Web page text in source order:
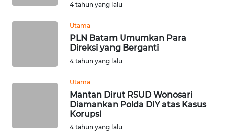
4 tahun yang lalu
Utama
PLN Batam Umumkan Para
Direksi yang Berganti
4 tahun yang lalu
Utama
Mantan Dirut RSUD Wonosari
Diamankan Polda DIY atas Kasus
Korupsi
4 tahun yang lalu
WN
WN